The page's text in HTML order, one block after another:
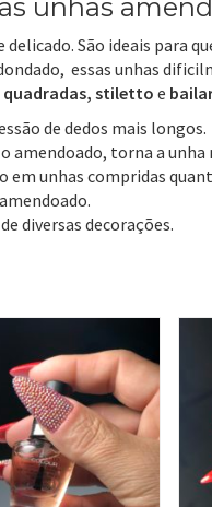
unhas
São ideais para
essas unhas
quadradas, stiletto e
de dedos mais longos.
amendoado, torna a
unhas compridas
diversas decorações.